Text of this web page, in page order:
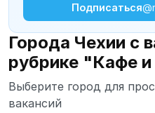
Подписаться
Города Чехии с
рубрике "Кафе
Выберите город для
вакансий